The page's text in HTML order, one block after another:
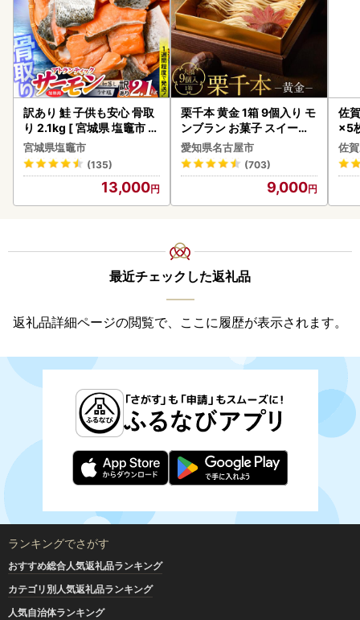
訳あり 鮭 子供も安心 骨取
り 2.1kg [ 宮城県 塩竈市 ]
鮭
宮城県塩竈市
(135)
13,000
栗千本 黄金 1箱 9個入り モ
ンブラン お菓子 スイーツ
デザート モンブラン 人気
愛知県名古屋市
(703)
9,000
佐
×5
佐
最近チェックした返礼品
返礼品詳細ページの閲覧で、ここに履歴が表示されます。
ランキングでさがす
おすすめ総合人気返礼品ランキング
カテゴリ別人気返礼品ランキング
人気自治体ランキング